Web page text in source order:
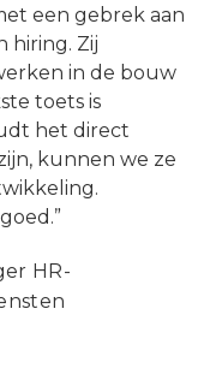
een gebrek aan
hiring. Zij
in de bouw
toets is
het direct
kunnen we ze
HR-